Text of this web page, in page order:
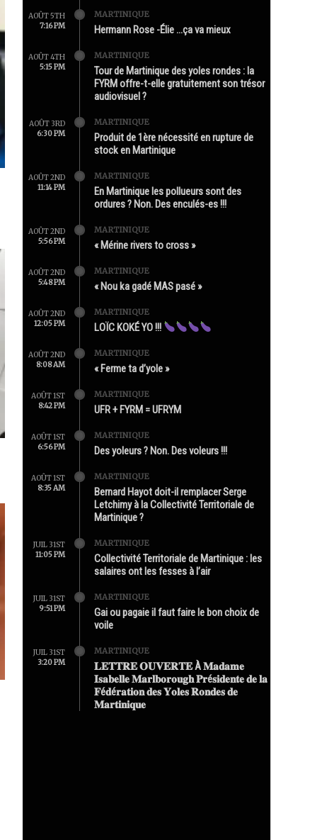
AOÛT 5TH
7:16 PM
MARTINIQUE
Hermann Rose -Élie …ça va mieux
AOÛT 4TH
5:15 PM
MARTINIQUE
Tour de Martinique des yoles rondes : la
FYRM offre-t-elle gratuitement son trésor
audiovisuel ?
AOÛT 3RD
6:30 PM
MARTINIQUE
Produit de 1ère nécessité en rupture de
stock en Martinique
AOÛT 2ND
11:14 PM
MARTINIQUE
En Martinique les pollueurs sont des
ordures ? Non. Des enculés-es !!!
AOÛT 2ND
5:56 PM
MARTINIQUE
« Mérine rivers to cross »
AOÛT 2ND
5:48 PM
MARTINIQUE
« Nou ka gadé MAS pasé »
AOÛT 2ND
12:05 PM
MARTINIQUE
LOÏC KOKÉ YO !!!
AOÛT 2ND
8:08 AM
MARTINIQUE
« Ferme ta d’yole »
AOÛT 1ST
8:42 PM
MARTINIQUE
UFR + FYRM = UFRYM
AOÛT 1ST
6:56 PM
MARTINIQUE
Des yoleurs ? Non. Des voleurs !!!
AOÛT 1ST
8:35 AM
MARTINIQUE
Bernard Hayot doit-il remplacer Serge
Letchimy à la Collectivité Territoriale de
Martinique ?
JUIL 31ST
11:05 PM
MARTINIQUE
Collectivité Territoriale de Martinique : les
salaires ont les fesses à l’air
JUIL 31ST
9:51 PM
MARTINIQUE
Gai ou pagaie il faut faire le bon choix de
voile
JUIL 31ST
3:20 PM
MARTINIQUE
𝐋𝐄𝐓𝐓𝐑𝐄 𝐎𝐔𝐕𝐄𝐑𝐓𝐄 À 𝐌𝐚𝐝𝐚𝐦𝐞
𝐈𝐬𝐚𝐛𝐞𝐥𝐥𝐞 𝐌𝐚𝐫𝐥𝐛𝐨𝐫𝐨𝐮𝐠𝐡 𝐏𝐫é𝐬𝐢𝐝𝐞𝐧𝐭𝐞 𝐝𝐞 𝐥𝐚
𝐅é𝐝é𝐫𝐚𝐭𝐢𝐨𝐧 𝐝𝐞𝐬 𝐘𝐨𝐥𝐞𝐬 𝐑𝐨𝐧𝐝𝐞𝐬 𝐝𝐞
𝐌𝐚𝐫𝐭𝐢𝐧𝐢𝐪𝐮𝐞